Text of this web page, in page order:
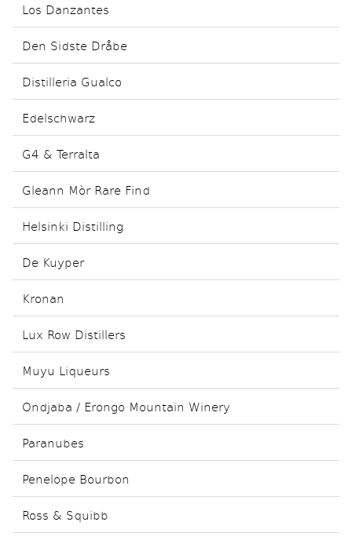
Los Danzantes
Den Sidste Dråbe
Distilleria Gualco
Edelschwarz
G4 & Terralta
Gleann Mòr Rare Find
Helsinki Distilling
De Kuyper
Kronan
Lux Row Distillers
Muyu Liqueurs
Ondjaba / Erongo Mountain Winery
Paranubes
Penelope Bourbon
Ross & Squibb